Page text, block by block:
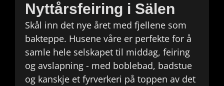
Nyttårsfeiring i Sälen
Skål inn det nye året med fjellene som
bakteppe. Husene våre er perfekte for å
samle hele selskapet til middag, feiring
og avslapning - med boblebad, badstue
og kanskje et fyrverkeri på toppen av det